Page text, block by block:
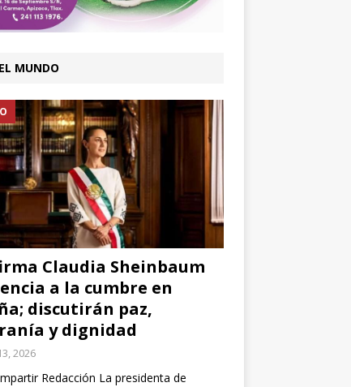
MUNDO
Claudia Sheinbaum
a la cumbre en
discutirán paz,
y dignidad
2026
Redacción La presidenta de